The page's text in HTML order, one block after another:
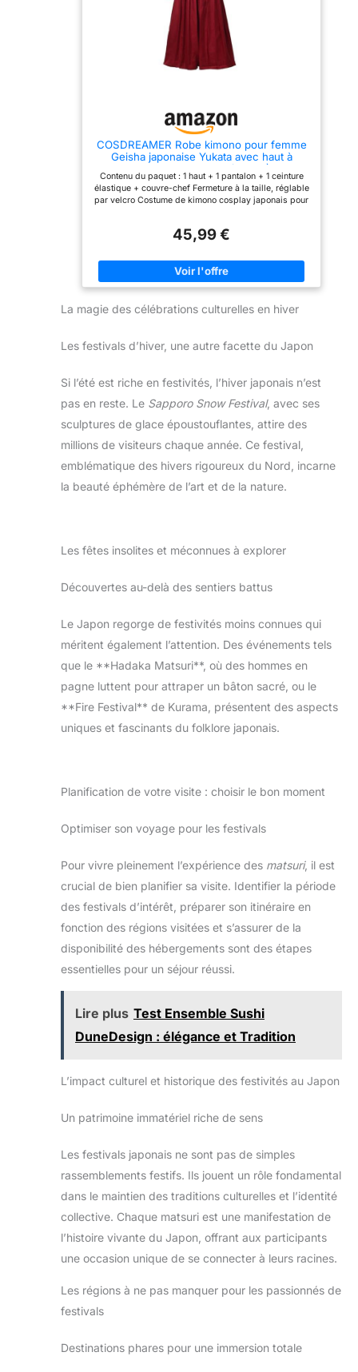
les sources d'eau chaude.
Style simple, tissu exquis,
lavage en machine ou à la
main. Un article parfait
COSDREAMER Robe kimono pour femme
Geisha japonaise Yukata avec haut à
volants et pantalon (taille L)
Contenu du paquet : 1 haut + 1 pantalon + 1 ceinture
élastique + couvre-chef Fermeture à la taille, réglable
par velcro Costume de kimono cosplay japonais pour
à volants, haut et pantalon Convient pour une tenue
de fête, uniformes pour une fête d'Halloween,
costume de cosplay de samouraï, fête de cosplay,
uniforme de photographie, rencontres, Noël,
45,99 €
La magie des célébrations culturelles en hiver
Les festivals d’hiver, une autre facette du Japon
Si l’été est riche en festivités, l’hiver japonais n’est
pas en reste. Le Sapporo Snow Festival, avec ses
sculptures de glace époustouflantes, attire des
millions de visiteurs chaque année. Ce festival,
emblématique des hivers rigoureux du Nord, incarne
la beauté éphémère de l’art et de la nature.
Les fêtes insolites et méconnues à explorer
Découvertes au-delà des sentiers battus
Le Japon regorge de festivités moins connues qui
méritent également l’attention. Des événements tels
que le **Hadaka Matsuri**, où des hommes en
pagne luttent pour attraper un bâton sacré, ou le
**Fire Festival** de Kurama, présentent des aspects
uniques et fascinants du folklore japonais.
Planification de votre visite : choisir le bon moment
Optimiser son voyage pour les festivals
Pour vivre pleinement l’expérience des matsuri, il est
crucial de bien planifier sa visite. Identifier la période
des festivals d’intérêt, préparer son itinéraire en
fonction des régions visitées et s’assurer de la
disponibilité des hébergements sont des étapes
essentielles pour un séjour réussi.
Lire plus Test Ensemble Sushi
DuneDesign : élégance et Tradition
L’impact culturel et historique des festivités au Japon
Un patrimoine immatériel riche de sens
Les festivals japonais ne sont pas de simples
rassemblements festifs. Ils jouent un rôle fondamental
dans le maintien des traditions culturelles et l’identité
collective. Chaque matsuri est une manifestation de
l’histoire vivante du Japon, offrant aux participants
une occasion unique de se connecter à leurs racines.
Les régions à ne pas manquer pour les passionnés de
festivals
Destinations phares pour une immersion totale